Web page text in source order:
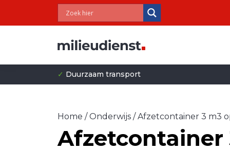
✓ Duurzaam transport
Home /Onderwijs / Afzetcontainer 3 m3
Afzetcontainer